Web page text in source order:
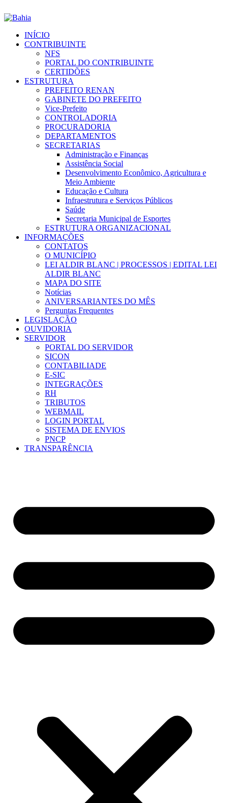
INÍCIO
CONTRIBUINTE
NFS
PORTAL DO CONTRIBUINTE
CERTIDÕES
ESTRUTURA
PREFEITO RENAN
GABINETE DO PREFEITO
Vice-Prefeito
CONTROLADORIA
PROCURADORIA
DEPARTAMENTOS
SECRETARIAS
Administração e Finanças
Assistência Social
Desenvolvimento Econômico, Agricultura e
Meio Ambiente
Educação e Cultura
Infraestrutura e Serviços Públicos
Saúde
Secretaria Municipal de Esportes
ESTRUTURA ORGANIZACIONAL
INFORMAÇÕES
CONTATOS
O MUNICÍPIO
LEI ALDIR BLANC | PROCESSOS | EDITAL LEI
ALDIR BLANC
MAPA DO SITE
Notícias
ANIVERSARIANTES DO MÊS
Perguntas Frequentes
LEGISLAÇÃO
OUVIDORIA
SERVIDOR
PORTAL DO SERVIDOR
SICON
CONTABILIADE
E-SIC
INTEGRAÇÕES
RH
TRIBUTOS
WEBMAIL
LOGIN PORTAL
SISTEMA DE ENVIOS
PNCP
TRANSPARÊNCIA